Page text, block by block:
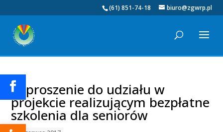
(61) 851-74-18 biuro@zgwrp.pl
Zaproszenie do udziału w
projekcie realizującym bezpłatne
szkolenia dla seniorów